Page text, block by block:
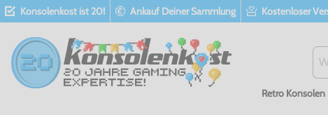
Konsolenkost ist 20! Ankauf Deiner Sammlung Kostenloser
Retro Konsolen